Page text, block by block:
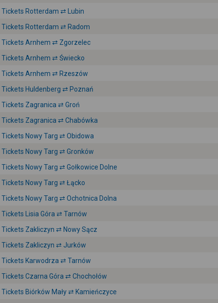
Tickets Rotterdam ⇄ Lubin
Tickets Rotterdam ⇄ Radom
Tickets Arnhem ⇄ Zgorzelec
Tickets Arnhem ⇄ Świecko
Tickets Arnhem ⇄ Rzeszów
Tickets Huldenberg ⇄ Poznań
Tickets Zagranica ⇄ Groń
Tickets Zagranica ⇄ Chabówka
Tickets Nowy Targ ⇄ Obidowa
Tickets Nowy Targ ⇄ Gronków
Tickets Nowy Targ ⇄ Gołkowice Dolne
Tickets Nowy Targ ⇄ Łącko
Tickets Nowy Targ ⇄ Ochotnica Dolna
Tickets Lisia Góra ⇄ Tarnów
Tickets Zakliczyn ⇄ Nowy Sącz
Tickets Zakliczyn ⇄ Jurków
Tickets Karwodrza ⇄ Tarnów
Tickets Czarna Góra ⇄ Chochołów
Tickets Biórków Mały ⇄ Kamieńczyce